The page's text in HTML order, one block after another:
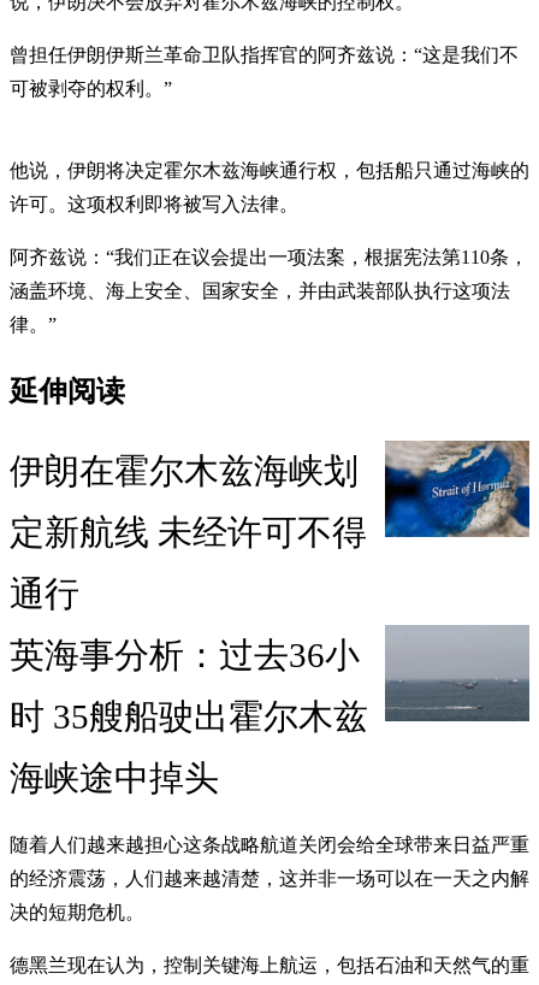
曾担任伊朗伊斯兰革命卫队指挥官的阿齐兹说：“这是我们不
可被剥夺的权利。”
他说，伊朗将决定霍尔木兹海峡通行权，包括船只通过海峡的
许可。这项权利即将被写入法律。
阿齐兹说：“我们正在议会提出一项法案，根据宪法第110条，
涵盖环境、海上安全、国家安全，并由武装部队执行这项法
律。”
延伸阅读
伊朗在霍尔木兹海峡划
定新航线 未经许可不得
通行
英海事分析：过去36小
时 35艘船驶出霍尔木兹
海峡途中掉头
随着人们越来越担心这条战略航道关闭会给全球带来日益严重
的经济震荡，人们越来越清楚，这并非一场可以在一天之内解
决的短期危机。
德黑兰现在认为，控制关键海上航运，包括石油和天然气的重